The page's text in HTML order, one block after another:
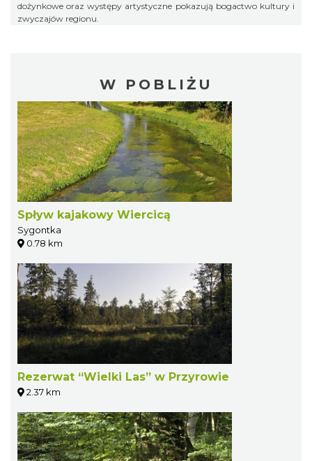
dożynkowe oraz występy artystyczne pokazują bogactwo kultury i
zwyczajów regionu.
W POBLIŻU
Spływ kajakowy Wiercicą
Sygontka
0.78 km
Rezerwat “Wielki Las” w Przyrowie
2.37 km